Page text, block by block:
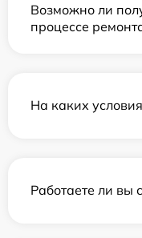
Возможно ли
процессе
На каких
Работаете ли вы